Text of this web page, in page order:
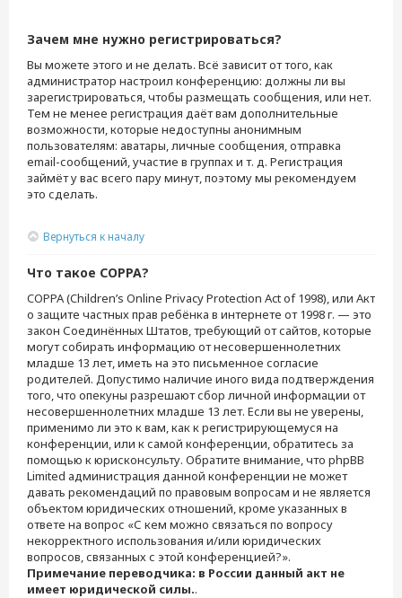
Зачем мне нужно регистрироваться?
Вы можете этого и не делать. Всё зависит от того, как
администратор настроил конференцию: должны ли вы
зарегистрироваться, чтобы размещать сообщения, или нет.
Тем не менее регистрация даёт вам дополнительные
возможности, которые недоступны анонимным
пользователям: аватары, личные сообщения, отправка
email-сообщений, участие в группах и т. д. Регистрация
займёт у вас всего пару минут, поэтому мы рекомендуем
это сделать.
Вернуться к началу
Что такое COPPA?
COPPA (Children’s Online Privacy Protection Act of 1998), или Акт
о защите частных прав ребёнка в интернете от 1998 г. — это
закон Соединённых Штатов, требующий от сайтов, которые
могут собирать информацию от несовершеннолетних
младше 13 лет, иметь на это письменное согласие
родителей. Допустимо наличие иного вида подтверждения
того, что опекуны разрешают сбор личной информации от
несовершеннолетних младше 13 лет. Если вы не уверены,
применимо ли это к вам, как к регистрирующемуся на
конференции, или к самой конференции, обратитесь за
помощью к юрисконсульту. Обратите внимание, что phpBB
Limited администрация данной конференции не может
давать рекомендаций по правовым вопросам и не является
объектом юридических отношений, кроме указанных в
ответе на вопрос «С кем можно связаться по вопросу
некорректного использования и/или юридических
вопросов, связанных с этой конференцией?».
Примечание переводчика: в России данный акт не
имеет юридической силы..